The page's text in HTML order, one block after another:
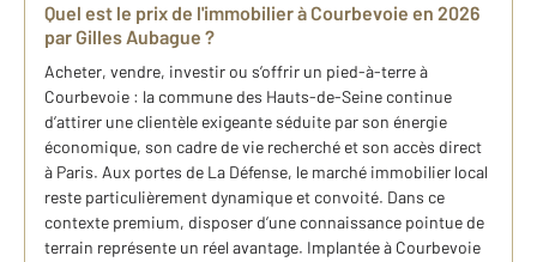
Quel est le prix de l'immobilier à Courbevoie en 2026
par Gilles Aubague ?
Acheter, vendre, investir ou s’offrir un pied-à-terre à
Courbevoie : la commune des Hauts-de-Seine continue
d’attirer une clientèle exigeante séduite par son énergie
économique, son cadre de vie recherché et son accès direct
à Paris. Aux portes de La Défense, le marché immobilier local
reste particulièrement dynamique et convoité. Dans ce
contexte premium, disposer d’une connaissance pointue de
terrain représente un réel avantage. Implantée à Courbevoie